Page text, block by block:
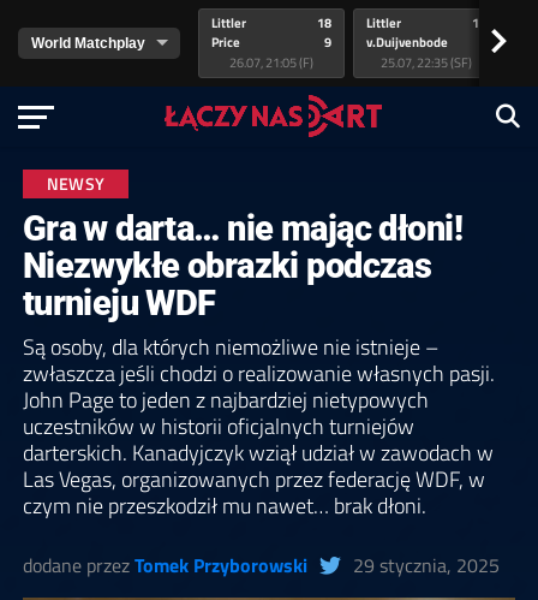
Littler
Price
18
9
26.07, 21:05 (F)
Littler
v.Duijvenbode
17
25.07, 22:35 (SF)
>
NEWSY
Gra w darta… nie mając dłoni!
Niezwykłe obrazki podczas
turnieju WDF
Są osoby, dla których niemożliwe nie istnieje –
zwłaszcza jeśli chodzi o realizowanie własnych pasji.
John Page to jeden z najbardziej nietypowych
uczestników w historii oficjalnych turniejów
darterskich. Kanadyjczyk wziął udział w zawodach w
Las Vegas, organizowanych przez federację WDF, w
czym nie przeszkodził mu nawet… brak dłoni.
dodane przezTomek Przyborowski 29 stycznia, 2025